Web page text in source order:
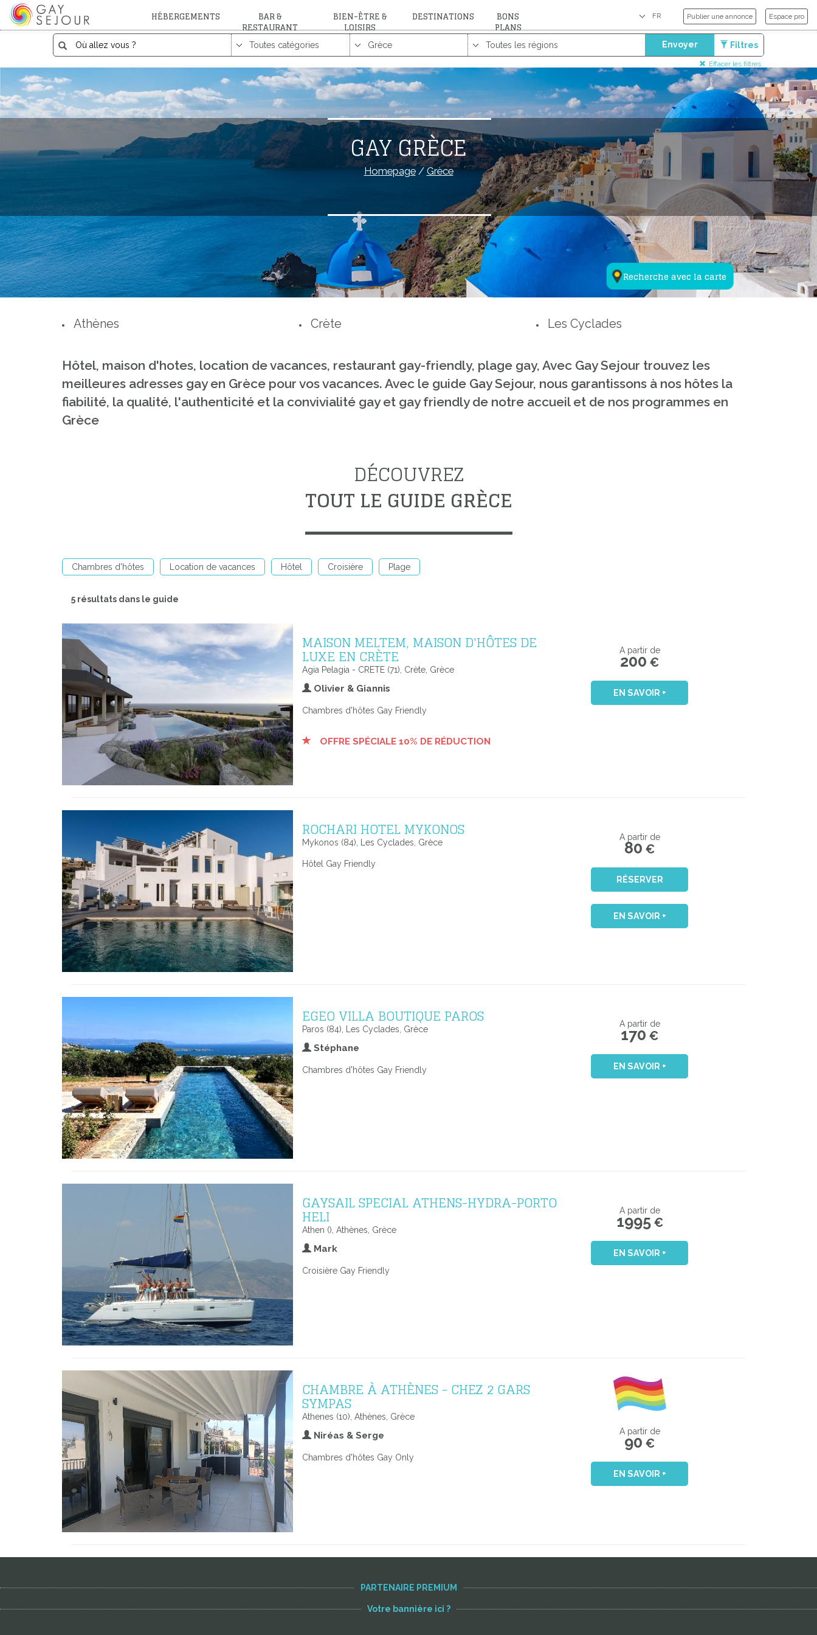
HÉBERGEMENTS BAR &
RESTAURANT
BIEN-ÊTRE &
LOISIRS
DESTINATIONS BONS
PLANS
Publier une annonce Espace pro
Envoyer Filtres
Effacer les filtres
Recherche avec la carte
GAY GRÈCE
Homepage/Grèce
Athènes Crète Les Cyclades
Hôtel, maison d'hotes, location de vacances, restaurant gay-friendly, plage gay, Avec Gay Sejour trouvez les
meilleures adresses gay en Grèce pour vos vacances. Avec le guide Gay Sejour, nous garantissons à nos hôtes la
fiabilité, la qualité, l'authenticité et la convivialité gay et gay friendly de notre accueil et de nos programmes en
Grèce
DÉCOUVREZ
TOUT LE GUIDE GRÈCE
Chambres d'hôtes Location de vacances Hôtel Croisière Plage
5 résultats dans le guide
MAISON MELTEM, MAISON D'HÔTES DE
LUXE EN CRÈTE
Agia Pelagia - CRETE (71), Crète, Grèce
Olivier & Giannis
Chambres d'hôtes Gay Friendly
OFFRE SPÉCIALE 10% DE RÉDUCTION
A partir de
200 €
EN SAVOIR +
ROCHARI HOTEL MYKONOS
Mykonos (84), Les Cyclades, Grèce
Hôtel Gay Friendly
A partir de
80 €
RÉSERVER
EN SAVOIR +
EGEO VILLA BOUTIQUE PAROS
Paros (84), Les Cyclades, Grèce
Stéphane
Chambres d'hôtes Gay Friendly
A partir de
170 €
EN SAVOIR +
GAYSAIL SPECIAL ATHENS-HYDRA-PORTO
HELI
Athen (), Athènes, Grèce
Mark
Croisière Gay Friendly
A partir de
1995€
EN SAVOIR +
CHAMBRE À ATHÈNES - CHEZ 2 GARS
SYMPAS
Athenes (10), Athènes, Grèce
Niréas & Serge
Chambres d'hôtes Gay Only
A partir de
90 €
EN SAVOIR +
PARTENAIRE PREMIUM
Votre bannière ici ?